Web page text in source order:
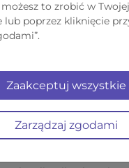
Grzegorz
od prawie 20 lat.
Fundacją Firma Dla
z największych
to zrobić w Twojej
lub poprzez kliknięcie
Zaakceptuj wszystkie
Zarządzaj zgodami